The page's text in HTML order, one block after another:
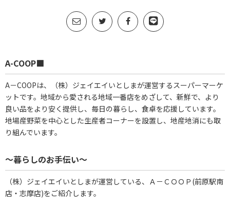
A-COOP■
A－COOPは、（株）ジェイエイいとしまが運営するスーパーマーケ
ットです。地域から愛される地域一番店をめざして、新鮮で、より
良い品をより安く提供し、毎日の暮らし、食卓を応援しています。
地場産野菜を中心とした生産者コーナーを設置し、地産地消にも取
り組んでいます。
～暮らしのお手伝い～
（株）ジェイエイいとしまが運営している、Ａ－ＣＯＯＰ(前原駅南
店・志摩店)をご紹介します。